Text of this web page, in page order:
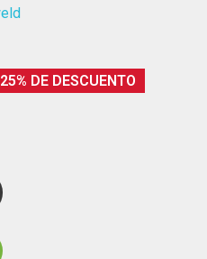
25% DE DESCUENTO